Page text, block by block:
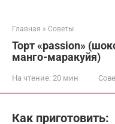
Главная » Советы
Торт «passion»
манго-маракуйя)
На чтение: 20 мин
Как приготовить: